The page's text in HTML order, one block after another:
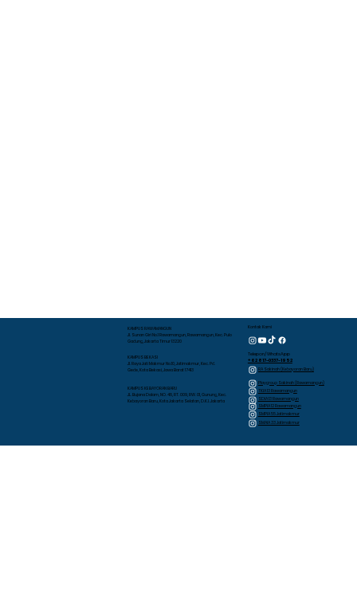
KAMPUS RAWAMANGUN
Jl. Sunan Giri No.1 Rawamangun, Rawamangun, Kec. Pulo
Gadung, Jakarta Timur 13220
KAMPUS BEKASI
Jl. Raya Jati Makmur No.10, Jatimakmur, Kec. Pd.
Gede, Kota Bekasi, Jawa Barat 17413
KAMPUS KEBAYORAN BARU
JL. Bujana Dalam, NO. 48, RT. 009, RW. 01, Gunung, Kec.
Kebayoran Baru, Kota Jakarta Selatan, D.K.I. Jakarta
Kontak Kami
Telepon/WhatsApp
+62 817-0337-1952
RA Sakinah (Kebayoran Baru)
Playgroup Sakinah (Rawamangun)
TKIA 13 Rawamangun
SDIA 13 Rawamangun
SMPIA 12 Rawamangun
SMPIA 55 Jatimakmur
SMAIA 33 Jatimakmur